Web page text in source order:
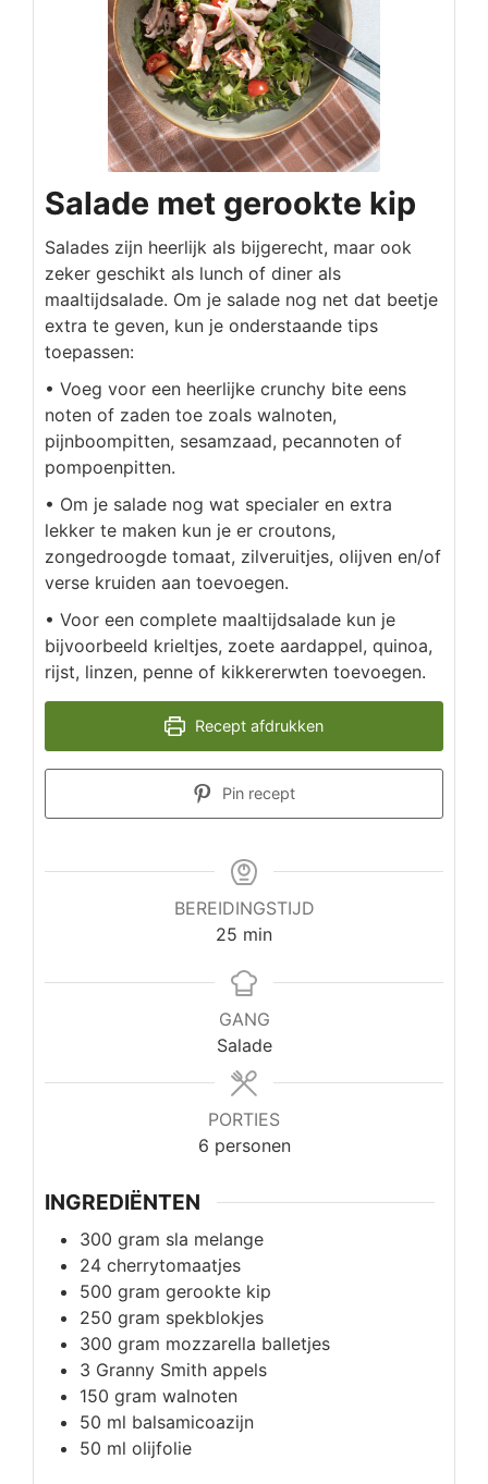
Salade met gerookte kip
Salades zijn heerlijk als bijgerecht, maar ook
zeker geschikt als lunch of diner als
maaltijdsalade. Om je salade nog net dat beetje
extra te geven, kun je onderstaande tips
toepassen:
• Voeg voor een heerlijke crunchy bite eens
noten of zaden toe zoals walnoten,
pijnboompitten, sesamzaad, pecannoten of
pompoenpitten.
• Om je salade nog wat specialer en extra
lekker te maken kun je er croutons,
zongedroogde tomaat, zilveruitjes, olijven en/of
verse kruiden aan toevoegen.
• Voor een complete maaltijdsalade kun je
bijvoorbeeld krieltjes, zoete aardappel, quinoa,
rijst, linzen, penne of kikkererwten toevoegen.
Recept afdrukken
Pin recept
BEREIDINGSTIJD
25 minuten
min
GANG
Salade
PORTIES
6 personen
INGREDIËNTEN
300 gram sla melange
24 cherrytomaatjes
500 gram gerookte kip
250 gram spekblokjes
300 gram mozzarella balletjes
3 Granny Smith appels
150 gram walnoten
50 ml balsamicoazijn
50 ml olijfolie